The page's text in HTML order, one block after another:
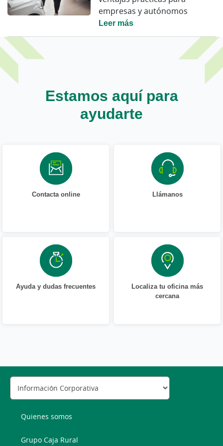
empresas y autónomos
Leer más
Estamos aquí para
ayudarte
Contacta online Llámanos
Ayuda y dudas frecuentes
Localiza tu oficina más
cercana
Quienes somos
Grupo Caja Rural